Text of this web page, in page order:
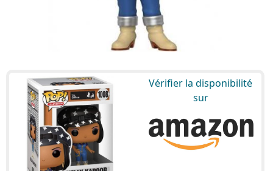
Vérifier la disponibilité
sur